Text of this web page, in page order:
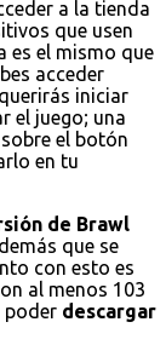
a la tienda
que usen
es el mismo que
acceder
iniciar
el juego; una
el botón
en tu
de Brawl
que se
con esto es
al menos 103
poder descargar